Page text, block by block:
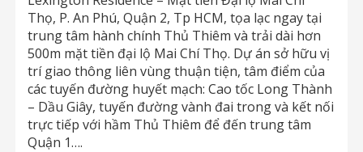
Thọ, P. An Phú, Quận 2, Tp HCM, tọa lạc ngay tại
trung tâm hành chính Thủ Thiêm và trải dài hơn
500m mặt tiền đại lộ Mai Chí Thọ. Dự án sở hữu vị
trí giao thông liên vùng thuận tiện, tâm điểm của
các tuyến đường huyết mạch: Cao tốc Long Thành
– Dầu Giây, tuyến đường vành đai trong và kết nối
trực tiếp với hầm Thủ Thiêm để đến trung tâm
Quận 1….